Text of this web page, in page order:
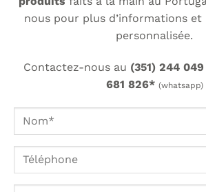
nous pour plus d’informations et
personnalisée.
Contactez-nous au (351) 244
681 826* (whatsapp)